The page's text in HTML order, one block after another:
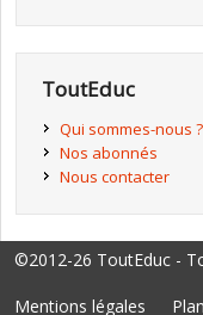
ToutEduc
Qui sommes-nous ?
Nos abonnés
Nous contacter
©2012-26 ToutEduc -
Mentions légales